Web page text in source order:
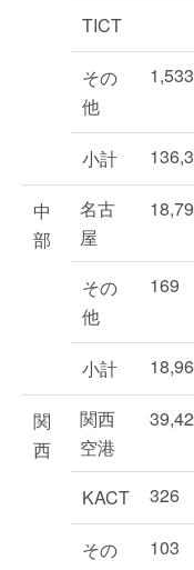
TICT
その
他
1,533
小計
中
部
名古
屋
その
他
169
小計
関
西
関西
空港
KACT 326
その
103